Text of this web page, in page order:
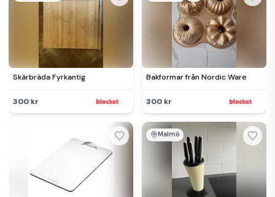
Skärbräda Fyrkantig
300 kr
Bakformar från Nordic Ware
300 kr
Malmö